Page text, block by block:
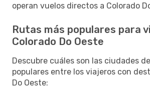
operan vuelos directos a Colorado
Rutas más populares para
Colorado Do Oeste
Descubre cuáles son las ciudades
populares entre los viajeros con
Do Oeste: